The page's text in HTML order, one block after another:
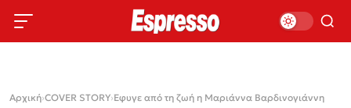
Αρχική›COVER STORY›Έφυγε από τη ζωή η Μαριάννα Βαρδινογιάννη